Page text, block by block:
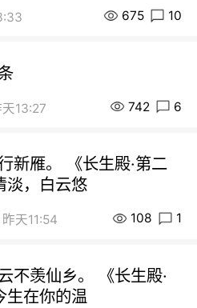
675 10
天13:27 742 6
新雁。 《长生殿·第二
淡，白云悠
昨天11:54 108 1
不羡仙乡。 《长生殿·
生在你的温